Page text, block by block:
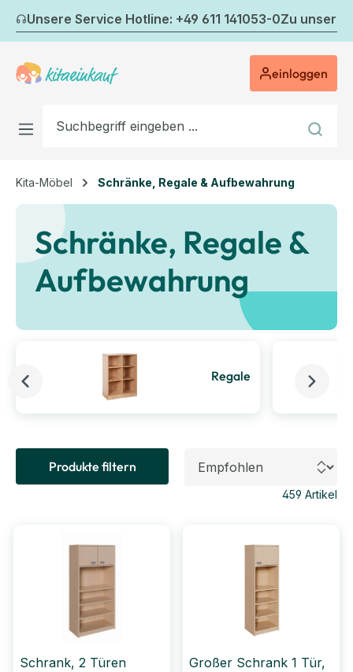
Zum Hauptinhalt springen
Unsere Service Hotline: +49 611 141053-0Zu
einloggen
Kita-Möbel Schränke, Regale & Aufbewahrung
Schränke, Regale &
Aufbewahrung
Regale
Produkte filtern
459 Artikel
Schrank, 2 Türen
Großer Schrank 1 Tür,